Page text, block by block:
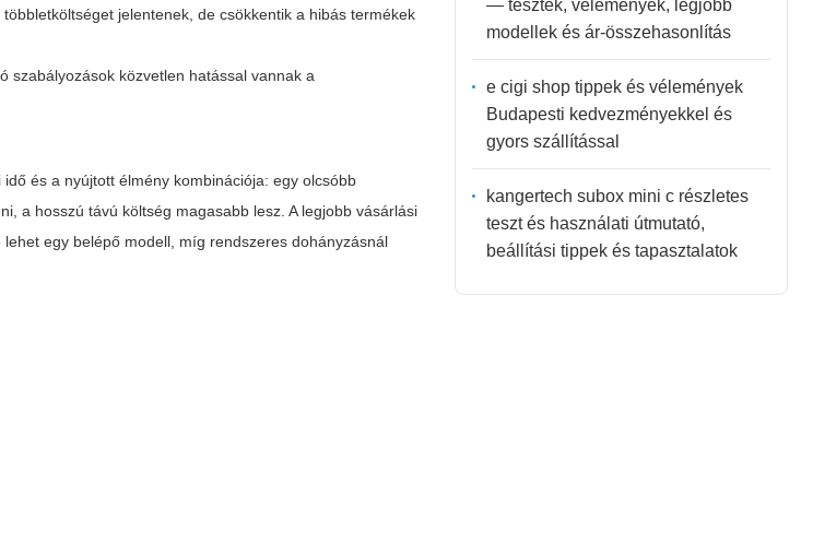
jelentenek, de csökkentik a hibás termékek
szabályozások közvetlen hatással vannak a
és a nyújtott élmény kombinációja: egy olcsóbb
a hosszú távú költség magasabb lesz. A legjobb vásárlási
egy belépő modell, míg rendszeres dohányzásnál
— tesztek, vélemények, legjobb
modellek és ár-összehasonlítás
e cigi shop tippek és vélemények
Budapesti kedvezményekkel és
gyors szállítással
kangertech subox mini c részletes
teszt és használati útmutató,
beállítási tippek és tapasztalatok